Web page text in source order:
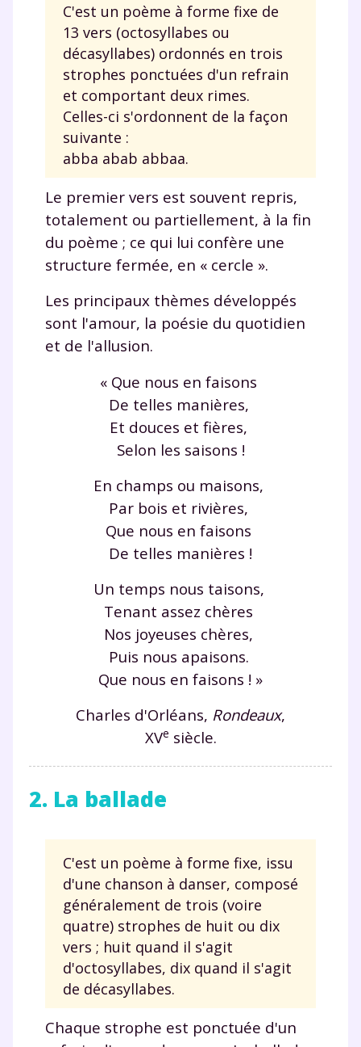
C'est un poème à forme fixe de
13 vers (octosyllabes ou
décasyllabes) ordonnés en trois
strophes ponctuées d'un refrain
et comportant deux rimes.
Celles-ci s'ordonnent de la façon
suivante :
abba abab abbaa.
Le premier vers est souvent repris,
totalement ou partiellement, à la fin
du poème ; ce qui lui confère une
structure fermée, en « cercle ».
Les principaux thèmes développés
sont l'amour, la poésie du quotidien
et de l'allusion.
« Que nous en faisons
De telles manières,
Et douces et fières,
Selon les saisons !
En champs ou maisons,
Par bois et rivières,
Que nous en faisons
De telles manières !
Un temps nous taisons,
Tenant assez chères
Nos joyeuses chères,
Puis nous apaisons.
Que nous en faisons ! »
Charles d'Orléans, Rondeaux,
XVe siècle.
2. La ballade
C'est un poème à forme fixe, issu
d'une chanson à danser, composé
généralement de trois (voire
quatre) strophes de huit ou dix
vers ; huit quand il s'agit
d'octosyllabes, dix quand il s'agit
de décasyllabes.
Chaque strophe est ponctuée d'un